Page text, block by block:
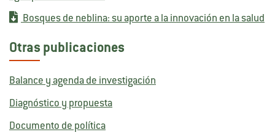
Bosques de neblina: su aporte a la innovación en la salud
Otras publicaciones
Balance y agenda de investigación
Diagnóstico y propuesta
Documento de política